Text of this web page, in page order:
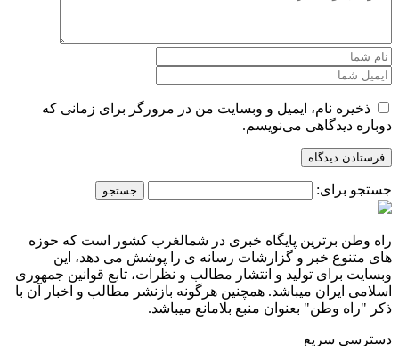
ذخیره نام، ایمیل و وبسایت من در مرورگر برای زمانی که
دوباره دیدگاهی می‌نویسم.
جستجو برای:
راه وطن برترین پایگاه خبری در شمالغرب کشور است که حوزه
های متنوع خبر و گزارشات رسانه ی را پوشش می دهد، این
وبسایت برای تولید و انتشار مطالب و نظرات، تابع قوانین جمهوری
اسلامی ایران میباشد. همچنین هرگونه بازنشر مطالب و اخبار آن با
ذکر "راه وطن" بعنوان منبع بلامانع میباشد.
دسترسی سریع